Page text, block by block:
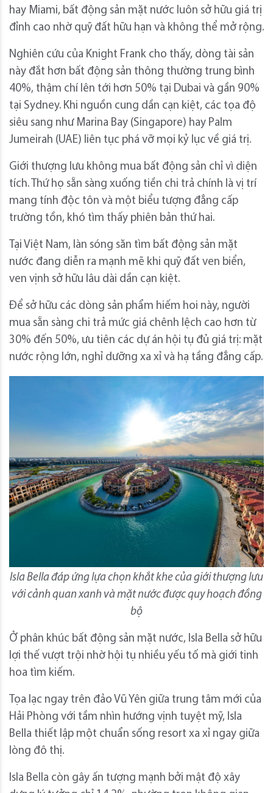
hay Miami, bất động sản mặt nước luôn sở hữu giá trị
đỉnh cao nhờ quỹ đất hữu hạn và không thể mở rộng.
Nghiên cứu của Knight Frank cho thấy, dòng tài sản
này đắt hơn bất động sản thông thường trung bình
40%, thậm chí lên tới hơn 50% tại Dubai và gần 90%
tại Sydney. Khi nguồn cung dần cạn kiệt, các tọa độ
siêu sang như Marina Bay (Singapore) hay Palm
Jumeirah (UAE) liên tục phá vỡ mọi kỷ lục về giá trị.
Giới thượng lưu không mua bất động sản chỉ vì diện
tích. Thứ họ sẵn sàng xuống tiền chi trả chính là vị trí
mang tính độc tôn và một biểu tượng đẳng cấp
trường tồn, khó tìm thấy phiên bản thứ hai.
Tại Việt Nam, làn sóng săn tìm bất động sản mặt
nước đang diễn ra mạnh mẽ khi quỹ đất ven biển,
ven vịnh sở hữu lâu dài dần cạn kiệt.
Để sở hữu các dòng sản phẩm hiếm hoi này, người
mua sẵn sàng chi trả mức giá chênh lệch cao hơn từ
30% đến 50%, ưu tiên các dự án hội tụ đủ giá trị: mặt
nước rộng lớn, nghỉ dưỡng xa xỉ và hạ tầng đẳng cấp.
Isla Bella đáp ứng lựa chọn khắt khe của giới thượng lưu
với cảnh quan xanh và mặt nước được quy hoạch đồng
bộ
Ở phân khúc bất động sản mặt nước, Isla Bella sở hữu
lợi thế vượt trội nhờ hội tụ nhiều yếu tố mà giới tinh
hoa tìm kiếm.
Tọa lạc ngay trên đảo Vũ Yên giữa trung tâm mới của
Hải Phòng với tầm nhìn hướng vịnh tuyệt mỹ, Isla
Bella thiết lập một chuẩn sống resort xa xỉ ngay giữa
lòng đô thị.
Isla Bella còn gây ấn tượng mạnh bởi mật độ xây